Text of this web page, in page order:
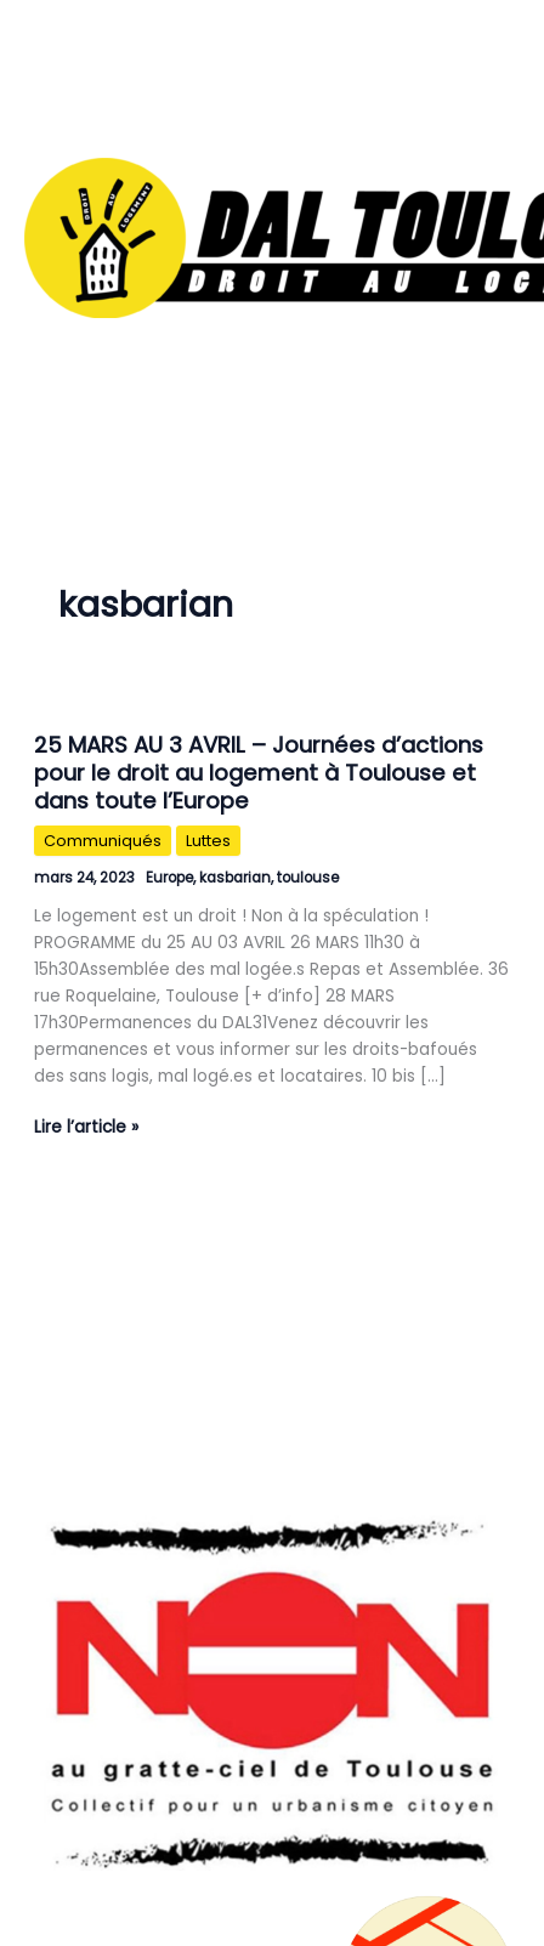
kasbarian
25 MARS AU 3 AVRIL – Journées d’actions
pour le droit au logement à Toulouse et
dans toute l’Europe
Communiqués Luttes
mars 24, 2023 Europe,kasbarian,toulouse
Le logement est un droit ! Non à la spéculation !
PROGRAMME du 25 AU 03 AVRIL 26 MARS 11h30 à
15h30Assemblée des mal logée.s Repas et Assemblée. 36
rue Roquelaine, Toulouse [+ d’info] 28 MARS
17h30Permanences du DAL31Venez découvrir les
permanences et vous informer sur les droits-bafoués
des sans logis, mal logé.es et locataires. 10 bis […]
MARS
AU
3
AVRIL
–
Journées
d’actions
pour
le
droit
au
à
et
Lire l’article »